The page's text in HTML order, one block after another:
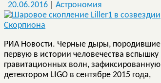
20.06.2016 Астрономия
РИА Новости. Черные дыры, породившие
первую в истории человечества вспышку
гравитационных волн, зафиксированную
детектором LIGO в сентябре 2015 года,